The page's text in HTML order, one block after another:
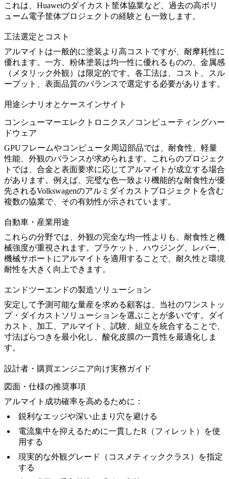
これは、 Huaweiのダイカスト筐体協業など、過去の高ボリ
ューム電子筐体プロジェクトの経験とも一致します。
工法選定とコスト
アルマイトは一般的に塗装より高コストですが、耐摩耗性に
優れます。一方、粉体塗装は均一性に優れるものの、金属感
（メタリック外観）は限定的です。各工法は、コスト、スル
ープット、表面品質のバランスで選定する必要があります。
用途シナリオとケースインサイト
コンシューマーエレクトロニクス／コンピューティングハー
ドウェア
GPUフレームやコンピュータ周辺部品では、耐食性、軽量
性能、外観のバランスが求められます。これらのプロジェク
トでは、合金と表面要求に応じてアルマイトが成立する場合
があります。例えば、完璧な色一致より機能的な耐食性が優
先されるVolkswagenのアルミダイカストプロジェクト を含む
複数の協業で、その有効性が示されています。
自動車・産業用途
これらの分野では、外観の完全な均一性よりも、耐食性と機
械強度が重視されます。ブラケット、ハウジング、レバー、
機械サポートにアルマイトを適用することで、耐久性と環境
耐性を大きく向上できます。
エンドツーエンドの製造ソリューション
安定して予測可能な量産を求める顧客は、当社のワンストッ
プ・ダイカストソリューションを選ぶことが多いです。ダイ
カスト、加工、アルマイト、試験、組立を統合することで、
寸法ばらつきを最小化し、酸化皮膜の一貫性を最適化しま
す。
設計者・購買エンジニア向け実務ガイド
図面・仕様の推奨事項
アルマイト成功確率を高めるために：
鋭利なエッジや深い止まり穴を避ける
電流集中を抑えるために一貫したR（フィレット）を使
用する
現実的な外観グレード（コスメティッククラス）を指定
する